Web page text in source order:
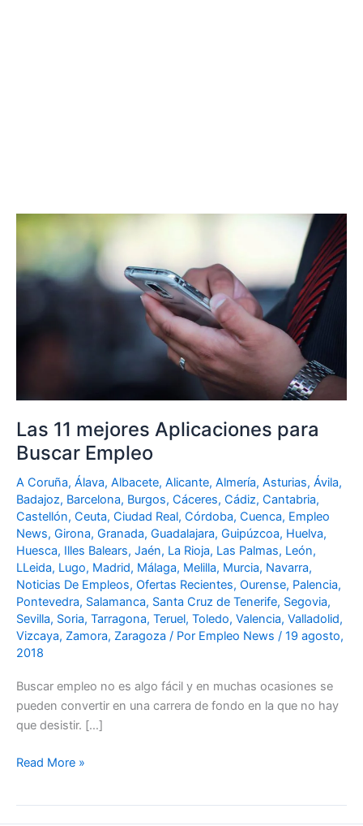
Las 11 mejores Aplicaciones para
Buscar Empleo
A Coruña, Álava, Albacete, Alicante, Almería, Asturias, Ávila,
Badajoz, Barcelona, Burgos, Cáceres, Cádiz, Cantabria,
Castellón, Ceuta, Ciudad Real, Córdoba, Cuenca, Empleo
News, Girona, Granada, Guadalajara, Guipúzcoa, Huelva,
Huesca, Illes Balears, Jaén, La Rioja, Las Palmas, León,
LLeida, Lugo, Madrid, Málaga, Melilla, Murcia, Navarra,
Noticias De Empleos, Ofertas Recientes, Ourense, Palencia,
Pontevedra, Salamanca, Santa Cruz de Tenerife, Segovia,
Sevilla, Soria, Tarragona, Teruel, Toledo, Valencia, Valladolid,
Vizcaya, Zamora, Zaragoza / Por Empleo News / 19 agosto,
2018
Buscar empleo no es algo fácil y en muchas ocasiones se
pueden convertir en una carrera de fondo en la que no hay
que desistir. […]
Las
mejores
Aplicaciones
Read More »